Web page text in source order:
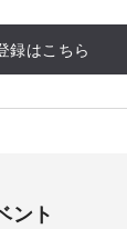
録はこちら
ント